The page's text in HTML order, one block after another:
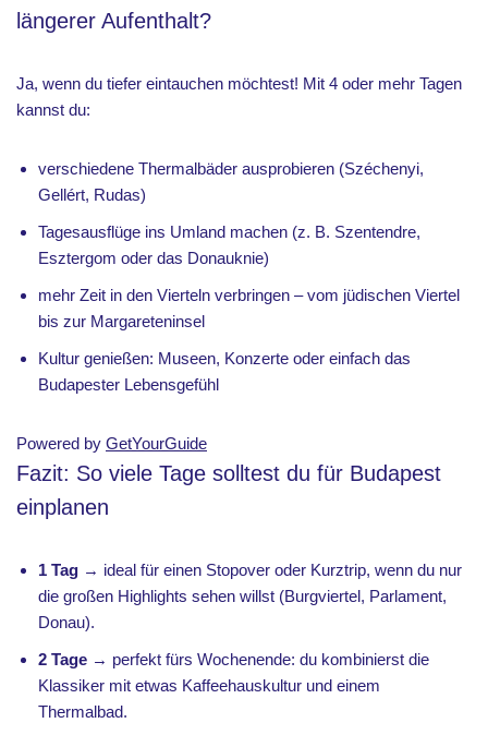
längerer Aufenthalt?
Ja, wenn du tiefer eintauchen möchtest! Mit 4 oder mehr Tagen
kannst du:
verschiedene Thermalbäder ausprobieren (Széchenyi,
Gellért, Rudas)
Tagesausflüge ins Umland machen (z. B. Szentendre,
Esztergom oder das Donauknie)
mehr Zeit in den Vierteln verbringen – vom jüdischen Viertel
bis zur Margareteninsel
Kultur genießen: Museen, Konzerte oder einfach das
Budapester Lebensgefühl
Powered by GetYourGuide
Fazit: So viele Tage solltest du für Budapest
einplanen
1 Tag → ideal für einen Stopover oder Kurztrip, wenn du nur
die großen Highlights sehen willst (Burgviertel, Parlament,
Donau).
2 Tage → perfekt fürs Wochenende: du kombinierst die
Klassiker mit etwas Kaffeehauskultur und einem
Thermalbad.